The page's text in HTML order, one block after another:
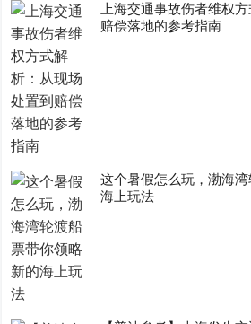
上海交通事故伤者维权
赔偿落地的参考指南
这个暑假怎么玩，渤海
海上玩法